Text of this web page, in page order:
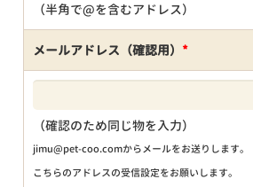
（半角で@を含むアドレス）
メールアドレス（確認用） *
（確認のため同じ物を入力）
jimu@pet-coo.comからメールをお送りします。
こちらのアドレスの受信設定をお願いします。